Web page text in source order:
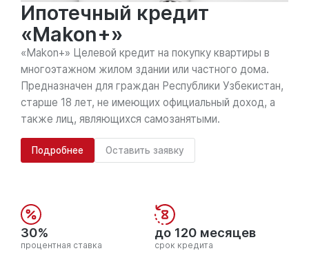
Ипотечный кредит
«Makon+»
«Makon+» Целевой кредит на покупку квартиры в
многоэтажном жилом здании или частного дома.
Предназначен для граждан Республики Узбекистан,
старше 18 лет, не имеющих официальный доход, а
также лиц, являющихся самозанятыми.
Подробнее Оставить заявку
30%
процентная ставка
до 120 месяцев
срок кредита